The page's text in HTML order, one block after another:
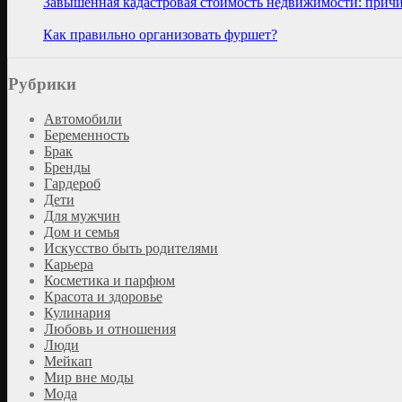
Как правильно организовать фуршет?
Рубрики
Автомобили
Беременность
Брак
Бренды
Гардероб
Дети
Для мужчин
Дом и семья
Искусство быть родителями
Карьера
Косметика и парфюм
Красота и здоровье
Кулинария
Любовь и отношения
Люди
Мейкап
Мир вне моды
Мода